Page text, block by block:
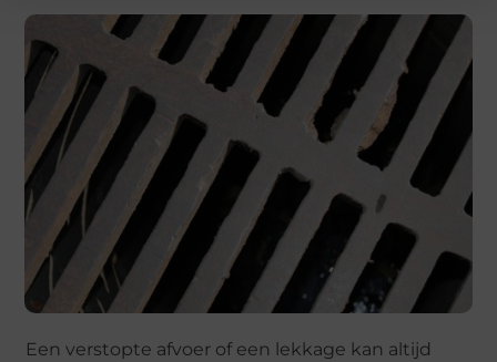
Een verstopte afvoer of een lekkage kan altijd